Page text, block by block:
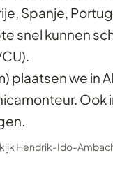
Spanje,
snel kunnen
plaatsen we in
Ook
Hendrik-Ido-